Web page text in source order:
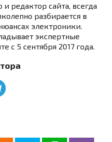
и редактор сайта, всегда
разбирается в
электроники.
экспертные
с 5 сентября 2017 года.